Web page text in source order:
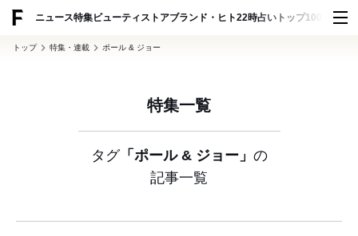
ニュース特集ビューティ ストアブランド・ヒト22時占い トップ100 スナッ
トップ 特集・連載 ポール & ジョー
特集一覧
タグ「ポール & ジョー」 の
記事一覧